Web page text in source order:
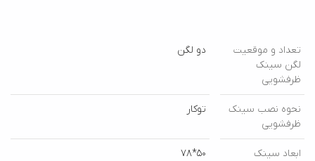
تعداد و موقعیت
لگن سینک
ظرفشویی
دو لگن
نحوه نصب سینک
ظرفشویی
توکار
ابعاد سینک
50*78